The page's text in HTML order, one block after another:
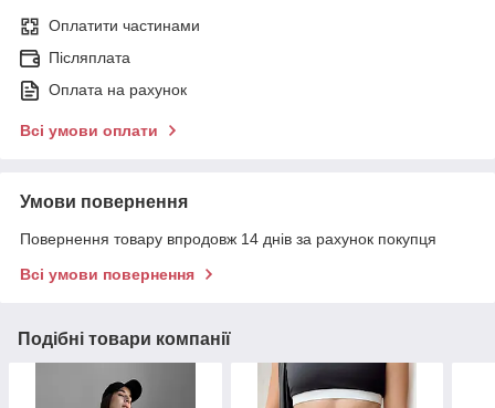
Оплатити частинами
Післяплата
Оплата на рахунок
Всі умови оплати
Умови повернення
Повернення товару впродовж 14 днів за рахунок покупця
Всі умови повернення
Подібні товари компанії